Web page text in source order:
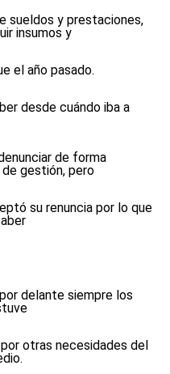
sueldos y prestaciones,
insumos y
el año pasado.
desde cuándo iba a
de forma
gestión, pero
su renuncia por lo que
delante siempre los
otras necesidades del